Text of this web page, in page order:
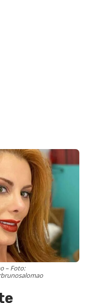
– Foto: